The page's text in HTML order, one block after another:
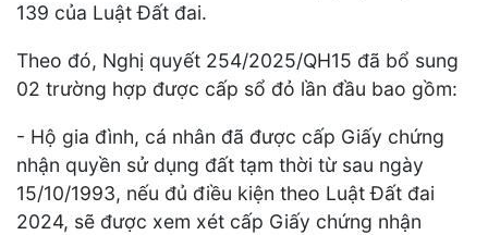
139 của Luật Đất đai.
Theo đó, Nghị quyết 254/2025/QH15 đã bổ sung
02 trường hợp được cấp sổ đỏ lần đầu bao gồm:
- Hộ gia đình, cá nhân đã được cấp Giấy chứng
nhận quyền sử dụng đất tạm thời từ sau ngày
15/10/1993, nếu đủ điều kiện theo Luật Đất đai
2024, sẽ được xem xét cấp Giấy chứng nhận